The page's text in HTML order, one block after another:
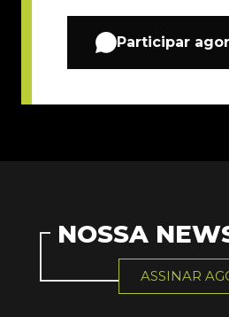
Participar
NOSSA
ASSINAR